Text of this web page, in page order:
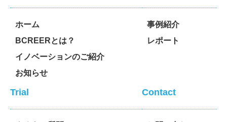
ホーム
BCREERとは？
イノベーションのご紹介
お知らせ
事例紹介
レポート
Trial Contact